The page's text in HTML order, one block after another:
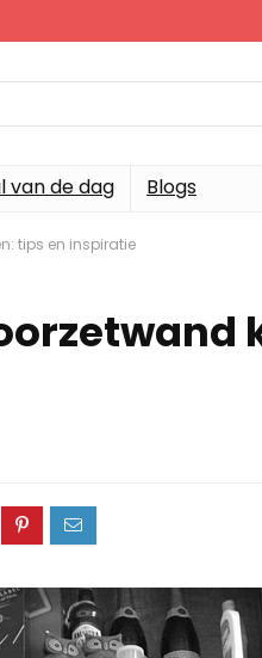
van de dag Blogs
tips en inspiratie